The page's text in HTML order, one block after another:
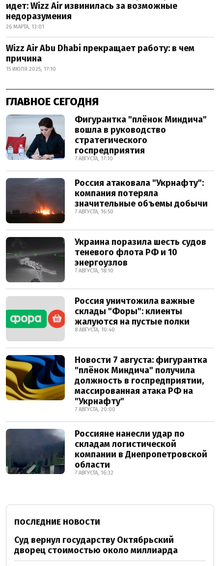
идет: Wizz Air извинилась за возможные
недоразумения
26 МАРТА, 13:01
Wizz Air Abu Dhabi прекращает работу: в чем
причина
15 ИЮЛЯ 2025, 17:10
ГЛАВНОЕ СЕГОДНЯ
Фигурантка "плёнок Миндича"
вошла в руководство
стратегического
госпредприятия
7 АВГУСТА, 17:10
Россия атаковала "Укрнафту":
компания потеряла
значительные объемы добычи
7 АВГУСТА, 16:50
Украина поразила шесть судов
теневого флота РФ и 10
энергоузлов
7 АВГУСТА, 18:10
Россия уничтожила важные
склады "Форы": клиенты
жалуются на пустые полки
8 АВГУСТА, 10:40
Новости 7 августа: фигурантка
"плёнок Миндича" получила
должность в госпредприятии,
массированная атака РФ на
"Укрнафту"
7 АВГУСТА, 20:00
Россияне нанесли удар по
складам логистической
компании в Днепропетровской
области
7 АВГУСТА, 16:32
ПОСЛЕДНИЕ НОВОСТИ
Суд вернул государству Октябрьский
дворец стоимостью около миллиарда